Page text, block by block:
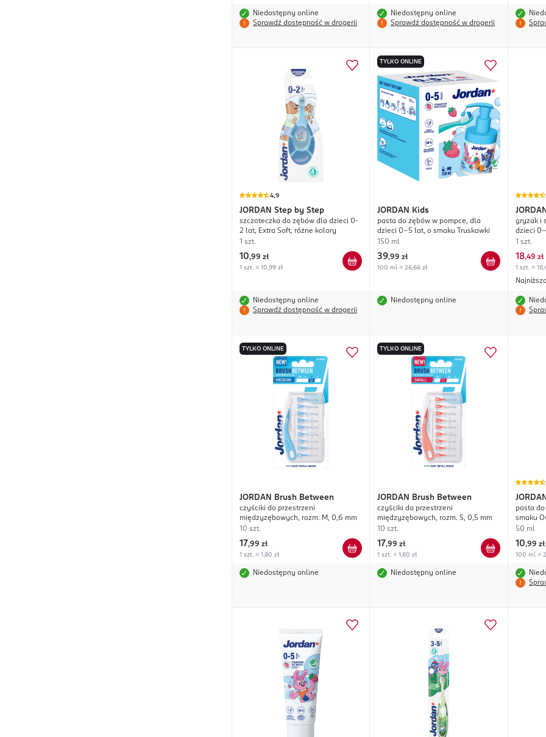
Niedostępny online
Sprawdź dostępność w drogerii
Niedostępny online
Sprawdź dostępność w drogerii
4,9
JORDAN Step by Step
szczoteczka do zębów dla dzieci 0-
2 lat, Extra Soft, różne kolory
1 szt.
10,99 zł
1 szt. = 10,99 zł
Niedostępny online
Sprawdź dostępność w drogerii
TYLKO ONLINE
JORDAN Kids
pasta do zębów w pompce, dla
dzieci 0-5 lat, o smaku Truskawki
150 ml
39,99 zł
100 ml = 26,66 zł
Niedostępny online
JORDAN
gryzak i
dzieci 0-
1 szt.
18,49 zł
1 szt. =
TYLKO ONLINE
JORDAN Brush Between
czyściki do przestrzeni
międzyzębowych, rozm. M, 0,6 mm
10 szt.
17,99 zł
1 szt. = 1,80 zł
Niedostępny online
TYLKO ONLINE
JORDAN Brush Between
czyściki do przestrzeni
międzyzębowych, rozm. S, 0,5 mm
10 szt.
17,99 zł
1 szt. = 1,80 zł
Niedostępny online
JORDAN
pasta
smaku
50 ml
10,99 zł
100 ml =